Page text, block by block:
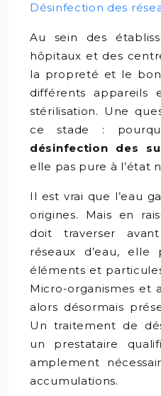
Désinfection des
Au sein des
hôpitaux et des
la propreté et le
différents appareils
stérilisation. Une
ce stade :
désinfection des
elle pas pure à l’état
Il est vrai que l’eau
origines. Mais en
doit traverser
réseaux d’eau,
éléments et
Micro-organismes et
alors désormais
Un traitement de
un prestataire
amplement
accumulations.